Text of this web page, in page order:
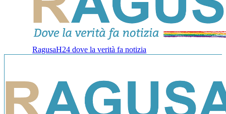
RagusaH24 dove la verità fa notizia